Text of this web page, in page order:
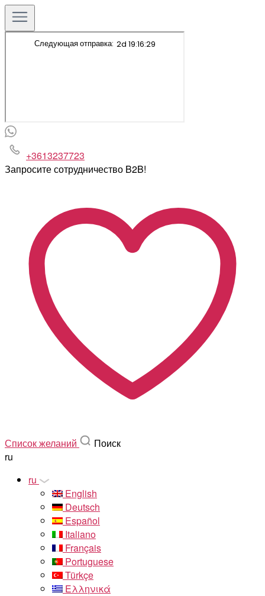
+3613237723
Запросите сотрудничество B2B!
Список желаний
Поиск
ru
ru
English
Deutsch
Español
Italiano
Français
Portuguese
Türkçe
Ελληνικά